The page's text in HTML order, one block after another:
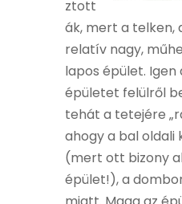
ztott
ák, mert a telken,
relatív nagy,
lapos épület. Igen
épületet felülről
tehát a tetejére
ahogy a bal oldali
(mert ott bizony
épület!), a